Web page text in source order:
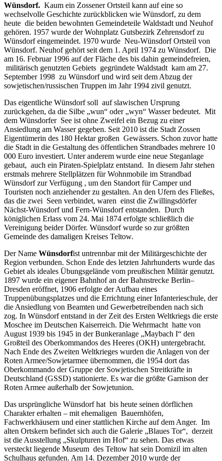
Wünsdorf. Kaum ein Zossener Ortsteil kann auf eine so
wechselvolle Geschichte zurückblicken wie Wünsdorf, zu dem
heute die beiden bewohnten Gemeindeteile Waldstadt und Neuhof
gehören. 1957 wurde der Wohnplatz Gutsbezirk Zehrensdorf zu
Wünsdorf eingemeindet. 1970 wurde Neu-Wünsdorf Ortsteil von
Wünsdorf. Neuhof gehört seit dem 1. April 1974 zu Wünsdorf. Die
am 16. Februar 1996 auf der Fläche des bis dahin gemeindefreien,
militärisch genutzten Gebiets gegründete Waldstadt kam am 27.
September 1998 zu Wünsdorf und wird seit dem Abzug der
sowjetischen/russischen Truppen im Jahr 1994 zivil genutzt.
Das eigentliche Wünsdorf soll auf slawischen Ursprung
zurückgehen, da die Silbe „wun“ oder „wyn“ Wasser bedeutet. Mit
dem Wünsdorfer See ist ohne Zweifel ein Bezug zu einer
Ansiedlung am Wasser gegeben. Seit 2010 ist die Stadt Zossen
Eigentümerin des 180 Hektar großen Gewässers. Schon zuvor hatte
die Stadt in die Gestaltung des öffentlichen Strandbades mehrere 10
000 Euro investiert. Unter anderem wurde eine neue Steganlage
gebaut, auch ein Piraten-Spielplatz entstand. In diesem Jahr stehen
erstmals mehrere Stellplätzen für Wohnmobile im Strandbad
Wünsdorf zur Verfügung , um den Standort für Camper und
Touristen noch anziehender zu gestalten. An den Ufern des Fließes,
das die zwei Seen verbindet, waren einst die Zwillingsdörfer
Nächst-Wünsdorf und Fern-Wünsdorf entstanden. Durch
königlichen Erlass vom 24. Mai 1874 erfolgte schließlich die
Vereinigung beider Dörfer. Wünsdorf wurde so zur größten
Gemeinde des damaligen Kreises Teltow.
Der Name Wünsdorfist untrennbar mit der Militärgeschichte der
Region verbunden. Schon Ende des letzten Jahrhunderts wurde das
Gebiet als ideales Übungsgelände vom preußischen Militär genutzt.
1897 wurde ein eigener Bahnhof an der Bahnstrecke Berlin–
Dresden eröffnet, 1906 erfolgte der Aufbau eines
Truppenübungsplatzes und die Errichtung einer Infanterieschule, der
die Ansiedlung von Beamten und Gewerbetreibenden nach sich
zog. In Wünsdorf entstand in der Zeit des Ersten Weltkriegs die erste
Moschee im Deutschen Kaiserreich. Die Wehrmacht hatte von
August 1939 bis 1945 in der Bunkeranlage „Maybach I“ den
Großteil des Oberkommandos des Heeres (OKH) untergebracht.
Nach Ende des Zweiten Weltkrieges wurden die Anlagen von der
Roten Armee/Sowjetarmee übernommen, die 1954 dort das
Oberkommando der Gruppe der Sowjetischen Streitkräfte in
Deutschland (GSSD) stationierte. Es war die größte Garnison der
Roten Armee außerhalb der Sowjetunion.
Das ursprüngliche Wünsdorf hat bis heute seinen dörflichen
Charakter erhalten – mit ehemaligen Bauernhöfen,
Fachwerkhäusern und einer stattlichen Kirche auf dem Anger. Im
alten Ortskern befindet sich auch die Galerie „Blaues Tor“, derzeit
ist die Ausstellung „Skulpturen im Hof“ zu sehen. Das etwas
versteckt liegende Museum des Teltow hat sein Domizil im alten
Schulhaus gefunden. Am 14. Dezember 2010 wurde der